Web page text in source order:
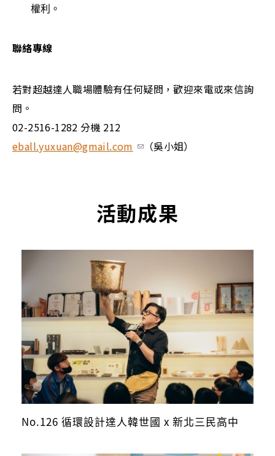
權利。
聯絡專線
若對超越達人職場體驗有任何疑問，歡迎來電或來信詢
問。
02-2516-1282分機 212
eball.yuxuan@gmail.com (link sends e-mail)
（吳小姐）
活動成果
No.126 循環設計達人韓世國 x 新北三民高中